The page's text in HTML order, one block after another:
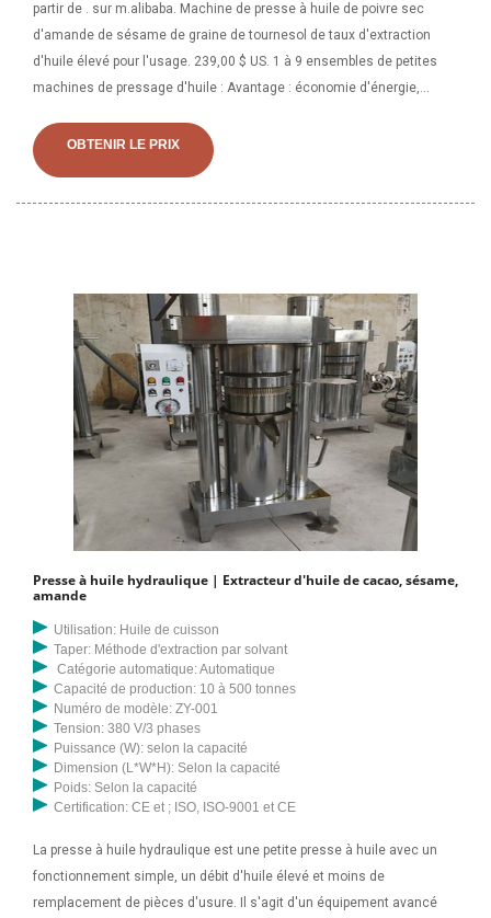
partir de . sur m.alibaba. Machine de presse à huile de poivre sec
d'amande de sésame de graine de tournesol de taux d'extraction
d'huile élevé pour l'usage. 239,00 $ US. 1 à 9 ensembles de petites
machines de pressage d'huile : Avantage : économie d'énergie,
d'huile à vis qui permettait d'extraire l'huile des graines et des
amandes pour obtenir de l'huile comestible. Application du produit
palmiste, etc.
OBTENIR LE PRIX
Presse à huile hydraulique | Extracteur d'huile de cacao, sésame,
amande
Utilisation: Huile de cuisson
Taper: Méthode d'extraction par solvant
Catégorie automatique: Automatique
Capacité de production: 10 à 500 tonnes
Numéro de modèle: ZY-001
Tension: 380 V/3 phases
Puissance (W): selon la capacité
Dimension (L*W*H): Selon la capacité
Poids: Selon la capacité
Certification: CE et ; ISO, ISO-9001 et CE
La presse à huile hydraulique est une petite presse à huile avec un
fonctionnement simple, un débit d'huile élevé et moins de
remplacement de pièces d'usure. Il s'agit d'un équipement avancé